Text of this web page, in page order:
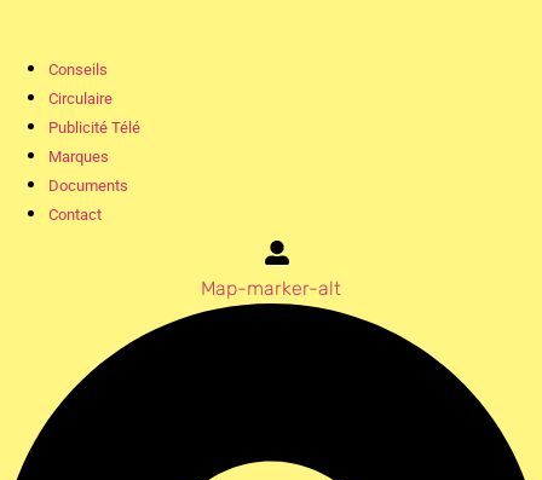
Conseils
Circulaire
Publicité Télé
Marques
Documents
Contact
Map-marker-alt